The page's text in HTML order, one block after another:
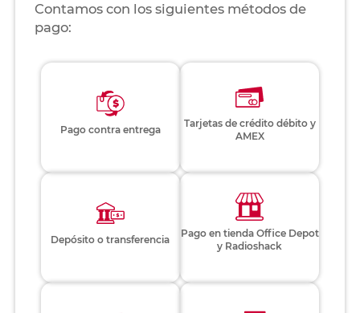
Contamos con los siguientes métodos de
pago:
Pago contra entrega
Tarjetas de crédito débito y
AMEX
Depósito o transferencia
Pago en tienda Office Depot
y Radioshack